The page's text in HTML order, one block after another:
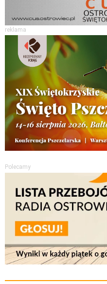
reklama
Polecamy